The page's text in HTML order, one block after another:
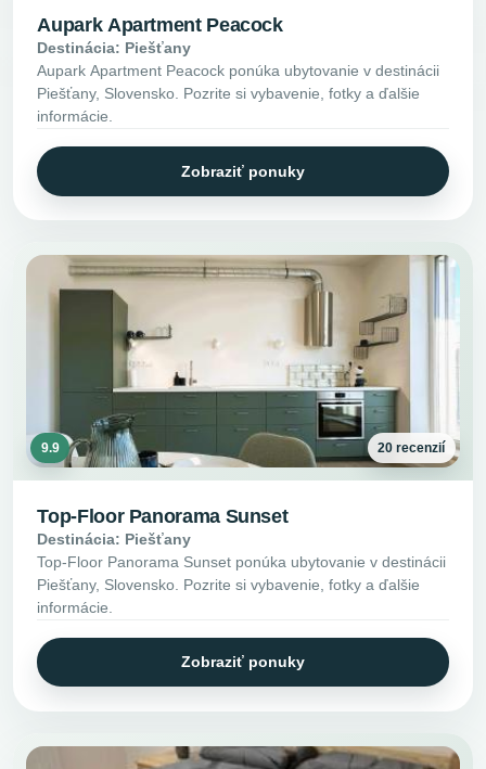
Aupark Apartment Peacock
Destinácia: Piešťany
Aupark Apartment Peacock ponúka ubytovanie v destinácii
Piešťany, Slovensko. Pozrite si vybavenie, fotky a ďalšie
informácie.
Zobraziť ponuky
9.9 20 recenzií
Top-Floor Panorama Sunset
Destinácia: Piešťany
Top-Floor Panorama Sunset ponúka ubytovanie v destinácii
Piešťany, Slovensko. Pozrite si vybavenie, fotky a ďalšie
informácie.
Zobraziť ponuky